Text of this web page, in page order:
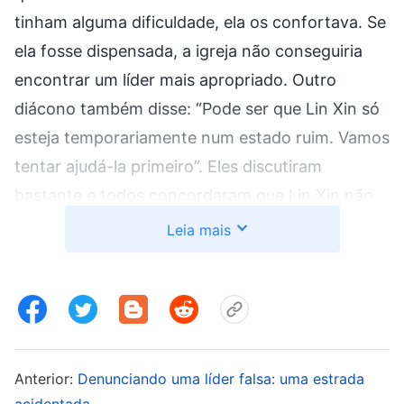
tinham alguma dificuldade, ela os confortava. Se
ela fosse dispensada, a igreja não conseguiria
encontrar um líder mais apropriado. Outro
diácono também disse: “Pode ser que Lin Xin só
esteja temporariamente num estado ruim. Vamos
tentar ajudá-la primeiro”. Eles discutiram
bastante e todos concordaram que Lin Xin não
deveria ser dispensada. De acordo com os
obra do Espírito Santo e não consegue fazer
substituído. Se ele carecer da obra do Espírito
Santo e nós ficarmos com eles, não estaremos
Leia mais
Anterior: Denunciando uma líder falsa: uma estrada